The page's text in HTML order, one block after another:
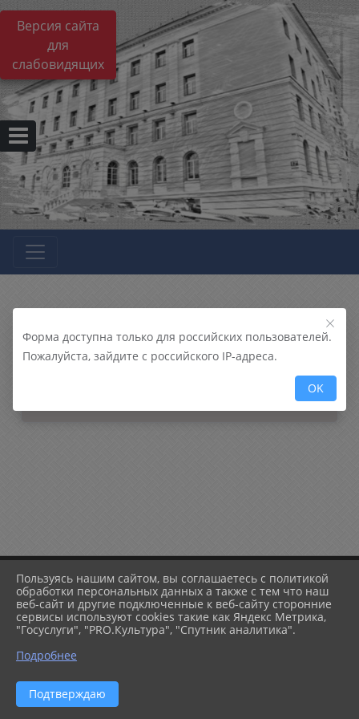
Версия сайта
для
слабовидящих
2026 г. nordshi.ru
Вход
Карта сайта
Политика обработки персональных данных
Сделано на KubCMS
Разработка и поддержка
Пользуясь нашим сайтом, вы соглашаетесь с политикой
обработки персональных данных а также с тем что наш
веб-сайт и другие подключенные к веб-сайту сторонние
сервисы используют cookies такие как Яндекс Метрика,
"Госуслуги", "PRO.Культура", "Спутник аналитика".
Подробнее
Подтверждаю
Форма доступна только для российских пользователей.
Пожалуйста, зайдите с российского IP-адреса.
OK